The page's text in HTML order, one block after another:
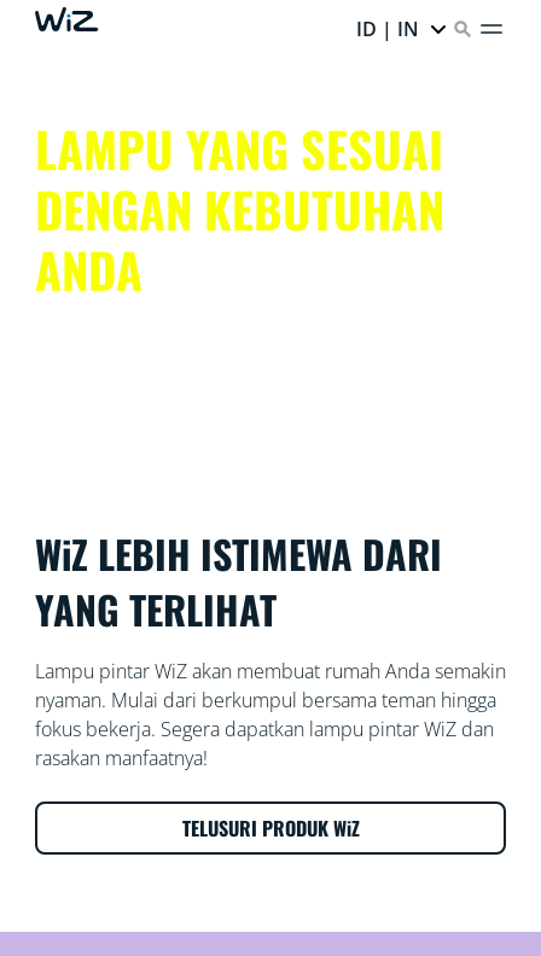
ID | IN
LAMPU YANG SESUAI
DENGAN KEBUTUHAN
ANDA
WiZ LEBIH ISTIMEWA DARI
YANG TERLIHAT
Lampu pintar WiZ akan membuat rumah Anda semakin
nyaman. Mulai dari berkumpul bersama teman hingga
fokus bekerja. Segera dapatkan lampu pintar WiZ dan
rasakan manfaatnya!
TELUSURI PRODUK WiZ